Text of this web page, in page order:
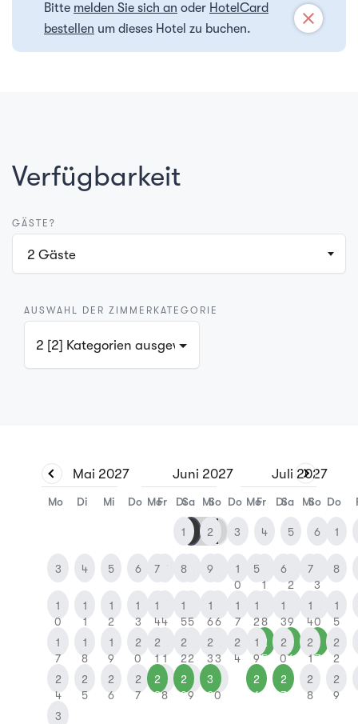
Bitte melden Sie sich an oder HotelCard
bestellen um dieses Hotel zu buchen.
close
Verfügbarkeit
GÄSTE?
2 Gäste
AUSWAHL DER ZIMMERKATEGORIE
2 [2] Kategorien ausgewählt
Mai 2027
Mo Di Mi Do Fr Sa So
3 4 5 6 7
1
0
1
1
1
2
1
3
4
5
6
1
7
1
8
1
9
2
0
1
2
3
2
4
2
5
2
6
2
7
2
8
2
9
3
0
3
Juni 2027
Mo Di Mi Do Fr Sa So
1 2 3 4 5 6
7 8 9
1
0
1
2
3
1
4
1
5
1
6
1
7
8
9
0
2
1
2
2
2
3
2
4
2
5
2
6
2
7
2
8
2
9
3
0
Juli 2027
Mo Di Mi Do
1
5 6 7 8
1
2
1
3
1
4
1
5
1
9
2
0
2
1
2
2
2
6
2
7
2
8
2
9